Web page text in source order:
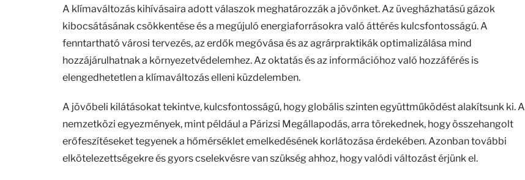
A klímaváltozás kihívásaira adott válaszok meghatározzák a jövőnket. Az üvegházhatású gázok
kibocsátásának csökkentése és a megújuló energiaforrásokra való áttérés kulcsfontosságú. A
fenntartható városi tervezés, az erdők megóvása és az agrárpraktikák optimalizálása mind
hozzájárulhatnak a környezetvédelemhez. Az oktatás és az információhoz való hozzáférés is
elengedhetetlen a klímaváltozás elleni küzdelemben.
A jövőbeli kilátásokat tekintve, kulcsfontosságú, hogy globális szinten együttműködést alakítsunk ki. A
nemzetközi egyezmények, mint például a Párizsi Megállapodás, arra törekednek, hogy összehangolt
erőfeszítéseket tegyenek a hőmérséklet emelkedésének korlátozása érdekében. Azonban további
elkötelezettségekre és gyors cselekvésre van szükség ahhoz, hogy valódi változást érjünk el.